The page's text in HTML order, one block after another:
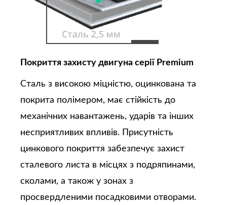
Покриття захисту двигуна серії Premium
Сталь з високою міцністю, оцинкована та
покрита полімером, має стійкість до
механічних навантажень, ударів та інших
несприятливих впливів. Присутність
цинкового покриття забезпечує захист
сталевого листа в місцях з подряпинами,
сколами, а також у зонах з
просвердленими посадковими отворами.